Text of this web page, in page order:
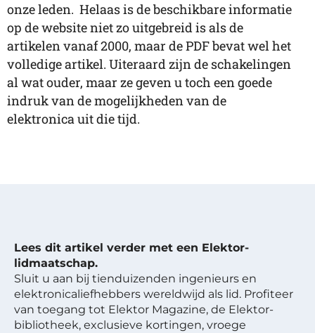
onze leden. Helaas is de beschikbare informatie
op de website niet zo uitgebreid is als de
artikelen vanaf 2000, maar de PDF bevat wel het
volledige artikel. Uiteraard zijn de schakelingen
al wat ouder, maar ze geven u toch een goede
indruk van de mogelijkheden van de
elektronica uit die tijd.
Lees dit artikel verder met een Elektor-
lidmaatschap.
Sluit u aan bij tienduizenden ingenieurs en
elektronicaliefhebbers wereldwijd als lid. Profiteer
van toegang tot Elektor Magazine, de Elektor-
bibliotheek, exclusieve kortingen, vroege